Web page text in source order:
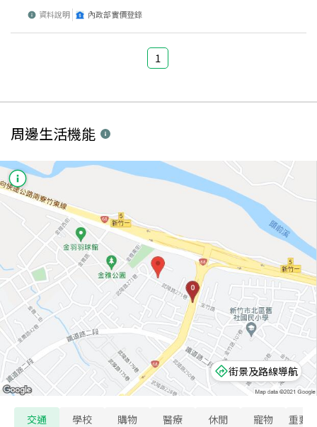
資料說明 內政部實價登錄
1
周邊生活機能
街景及路線導航
交通 學校 購物 醫療 休閒 寵物 重要